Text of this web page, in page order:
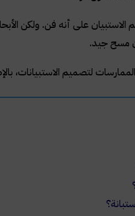
على أنه فن. ولكن
مسح جيد.
لتصميم الاستبيانات،